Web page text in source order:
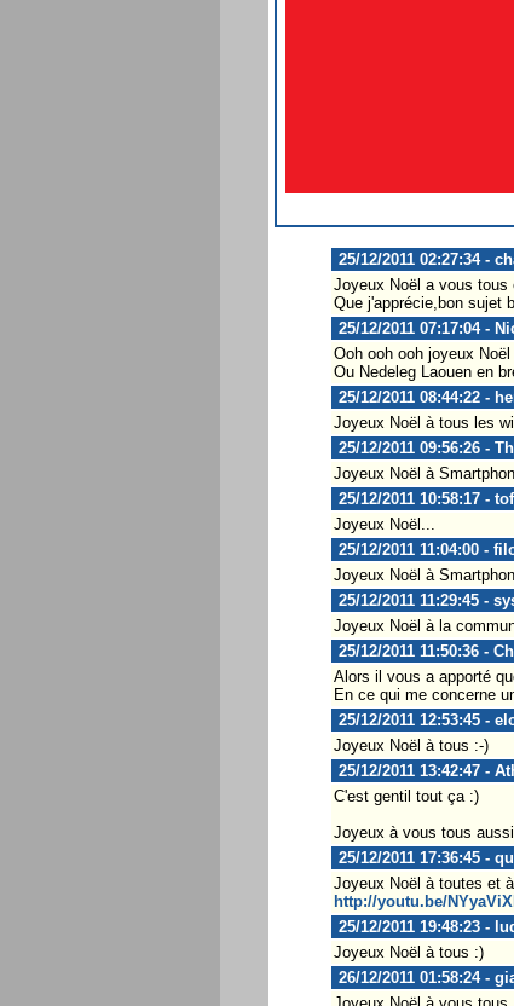
25/12/2011 02:27:34 -
Joyeux Noël a vous
Que j'apprécie,bon sujet
25/12/2011 07:17:04 -
Ooh ooh ooh joyeux Noël
Ou Nedeleg Laouen en
25/12/2011 08:44:22 -
Joyeux Noël à tous les
25/12/2011 09:56:26 -
Joyeux Noël à
25/12/2011 10:58:17 -
Joyeux Noël...
25/12/2011 11:04:00 -
Joyeux Noël à
25/12/2011 11:29:45 -
Joyeux Noël à la
25/12/2011 11:50:36 -
Alors il vous a apporté
En ce qui me concerne
25/12/2011 12:53:45 -
Joyeux Noël à tous :-)
25/12/2011 13:42:47 -
C'est gentil tout ça :)
Joyeux à vous tous aussi.
25/12/2011 17:36:45 -
Joyeux Noël à toutes et
http://youtu.be/
25/12/2011 19:48:23 -
Joyeux Noël à tous :)
26/12/2011 01:58:24 -